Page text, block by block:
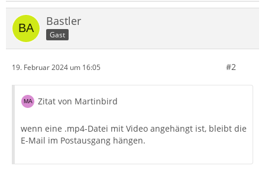
Bastler
Gast
19. Februar 2024 um 16:05 #2
Zitat von Martinbird
wenn eine .mp4-Datei mit Video angehängt ist, bleibt die
E-Mail im Postausgang hängen.